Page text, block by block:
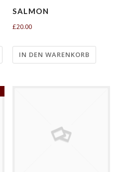
SALMON
£20.00
IN DEN WARENKORB